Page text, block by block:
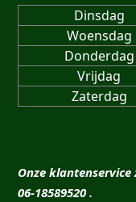
Dinsdag
Woensdag
Donderdag
Vrijdag
Zaterdag
Onze
06-18589520 .